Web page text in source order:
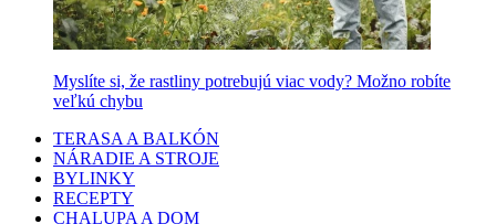
Myslíte si, že rastliny potrebujú viac vody? Možno robíte
veľkú chybu
TERASA A BALKÓN
NÁRADIE A STROJE
BYLINKY
RECEPTY
CHALUPA A DOM